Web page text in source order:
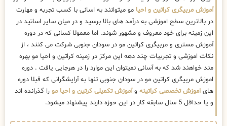
آموزش مربیگری کراتین و احیا مو میتوانند به اسانی با کسب تجربه و مهارت
در بالاترین سطح اموزشی به درآمد های بالا برسید و در میان سایر اساتید در
این زمینه برای خود معروف و مشهور شوند. اما معمولا کسانی که در دوره
آموزش مستری و مربیگری کراتین مو در سودان جنوبی شرکت می کنند ، از
نکات اموزشی و تجربیات چند دهه این مرکز در زمینه کراتین و احیا مو بهره
مند خواهند شد که به آسانی نمیتوان این موارد را در هرجایی یافت . دوره
اموزش مربیگری کراتین مو در سودان جنوبی تنها به آرایشگرانی که قبلا دوره
های اموزش تخصصی کراتینه وآموزش تکمیلی کرتین و احیا مو را گذرانده اند
و یا حداقل 5 سال سابقه کار در این حوزه دارند پیشنهاد میشود.